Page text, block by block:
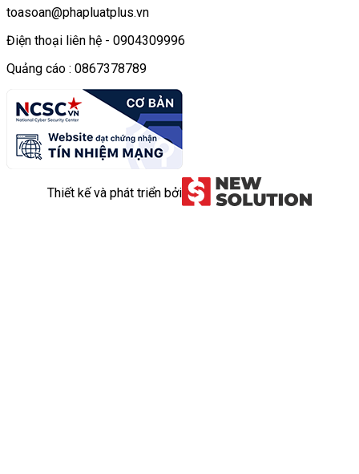
toasoan@phapluatplus.vn
Điện thoại liên hệ - 0904309996
Quảng cáo : 0867378789
Thiết kế và phát triển bởi